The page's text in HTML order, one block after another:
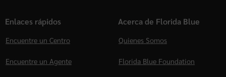
Enlaces rápidos
Encuentre un Centro
Encuentre un Agente
Acerca de Florida Blue
Quienes Somos
Florida Blue Foundation